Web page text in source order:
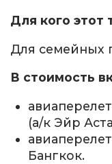
Для кого этот
Для семейных
В стоимость
(а/к Эйр
Бангкок.